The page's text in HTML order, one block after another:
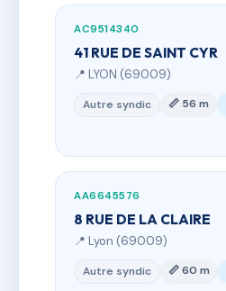
AC9514340
41 RUE DE SAINT CYR
📍 LYON (69009)
Autre syndic 📏 56 m
AA6645576
8 RUE DE LA CLAIRE
📍 Lyon (69009)
Autre syndic 📏 60 m